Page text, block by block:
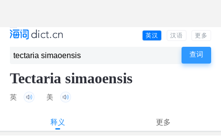
英汉 汉语 更多
Tectaria simaoensis
英 美
释义 更多